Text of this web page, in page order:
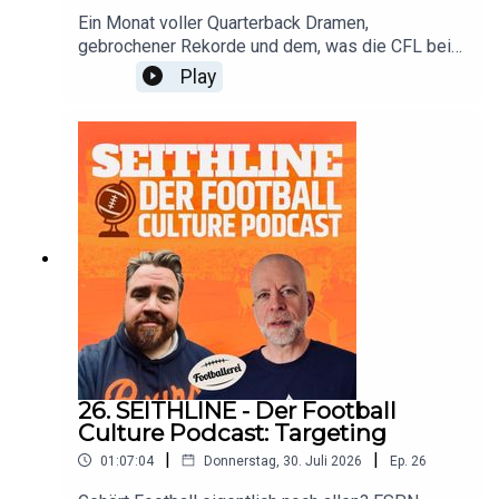
Ein Monat voller Quarterback Dramen,
gebrochener Rekorde und dem, was die CFL bei
Special Teams fundamental von der NFL
unterscheidet. Dazu die Zahlen, die Trends und
sollte.
Play
26. SEITHLINE - Der Football
Culture Podcast: Targeting
01:07:04 | Donnerstag, 30. Juli 2026 | Ep. 26